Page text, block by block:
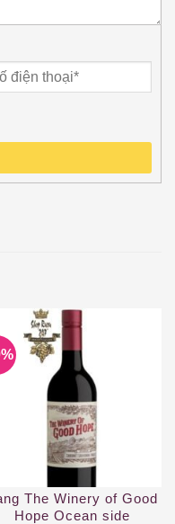
The Winery of Good
Hope Ocean side